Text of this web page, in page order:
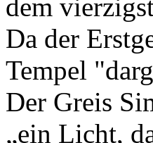
dem
Da der
Tempel
Der Greis
„ein Licht,